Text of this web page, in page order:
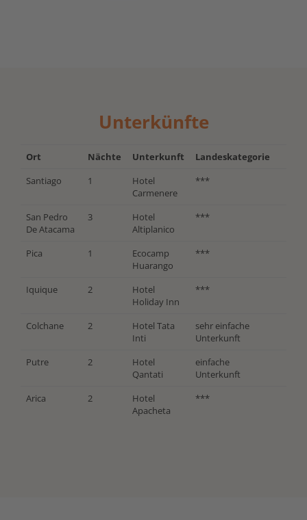
Unterkünfte
Ort Nächte Unterkunft
Landeskategorie
Santiago
1
Hotel
Carmenere
***
San Pedro
De Atacama
3
Hotel
Altiplanico
***
Pica 1
Ecocamp
Huarango
***
Iquique 2
Hotel
Holiday Inn
***
Colchane 2
Hotel Tata
Inti
sehr einfache
Unterkunft
Putre
2
Hotel
Qantati
einfache
Unterkunft
Arica
2
Hotel
Apacheta
***